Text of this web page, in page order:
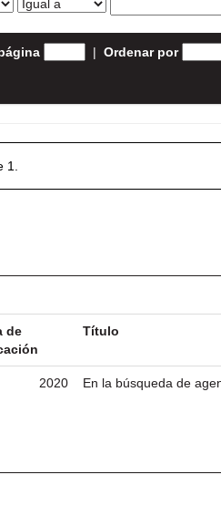
| Ordenar por
de
Título
2020 En la búsqueda de